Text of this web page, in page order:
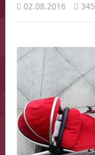
02.08.2016